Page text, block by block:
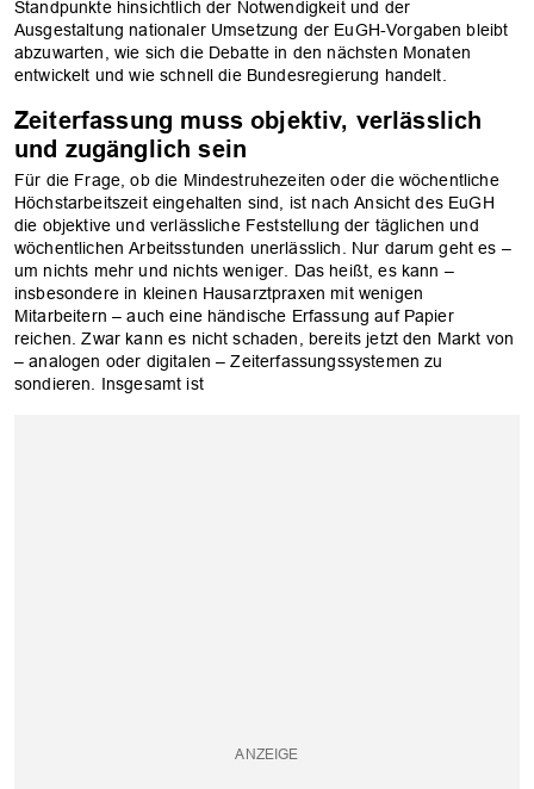
OK
Standpunkte hinsichtlich der Notwendigkeit und der
Ausgestaltung nationaler Umsetzung der EuGH-Vorgaben bleibt
abzuwarten, wie sich die Debatte in den nächsten Monaten
entwickelt und wie schnell die Bundesregierung handelt.
Zeiterfassung muss objektiv, verlässlich
und zugänglich sein
Für die Frage, ob die Mindestruhezeiten oder die wöchentliche
Höchstarbeitszeit eingehalten sind, ist nach Ansicht des EuGH
die objektive und verlässliche Feststellung der täglichen und
wöchentlichen Arbeitsstunden unerlässlich. Nur darum geht es –
um nichts mehr und nichts weniger. Das heißt, es kann –
insbesondere in kleinen Hausarztpraxen mit wenigen
Mitarbeitern – auch eine händische Erfassung auf Papier
reichen. Zwar kann es nicht schaden, bereits jetzt den Markt von
– analogen oder digitalen – Zeiterfassungssystemen zu
sondieren. Insgesamt ist